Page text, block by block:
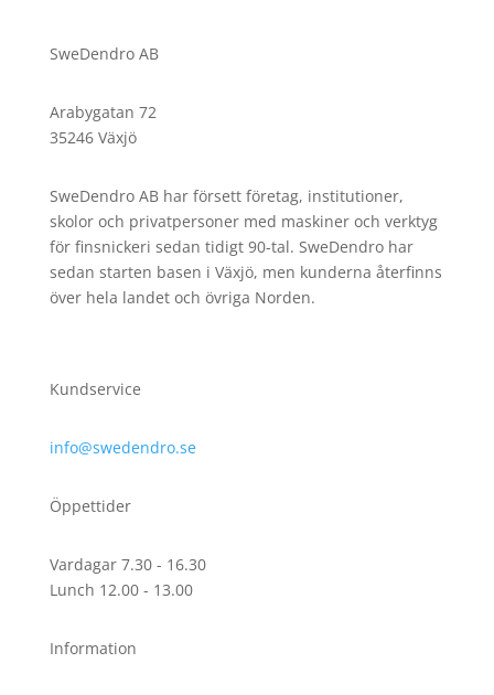
SweDendro AB
Arabygatan 72
35246 Växjö
SweDendro AB har försett företag, institutioner,
skolor och privatpersoner med maskiner och verktyg
för finsnickeri sedan tidigt 90-tal. SweDendro har
sedan starten basen i Växjö, men kunderna återfinns
över hela landet och övriga Norden.
Kundservice
info@swedendro.se
Öppettider
Vardagar 7.30 - 16.30
Lunch 12.00 - 13.00
Information